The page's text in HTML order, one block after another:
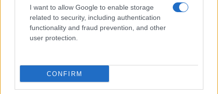
I want to allow Google to enable storage
related to security, including authentication
functionality and fraud prevention, and other
user protection.
CONFIRM
Új trend aranyozza be az Instagramot
További hírek
LEGOLVASOTTABBAK